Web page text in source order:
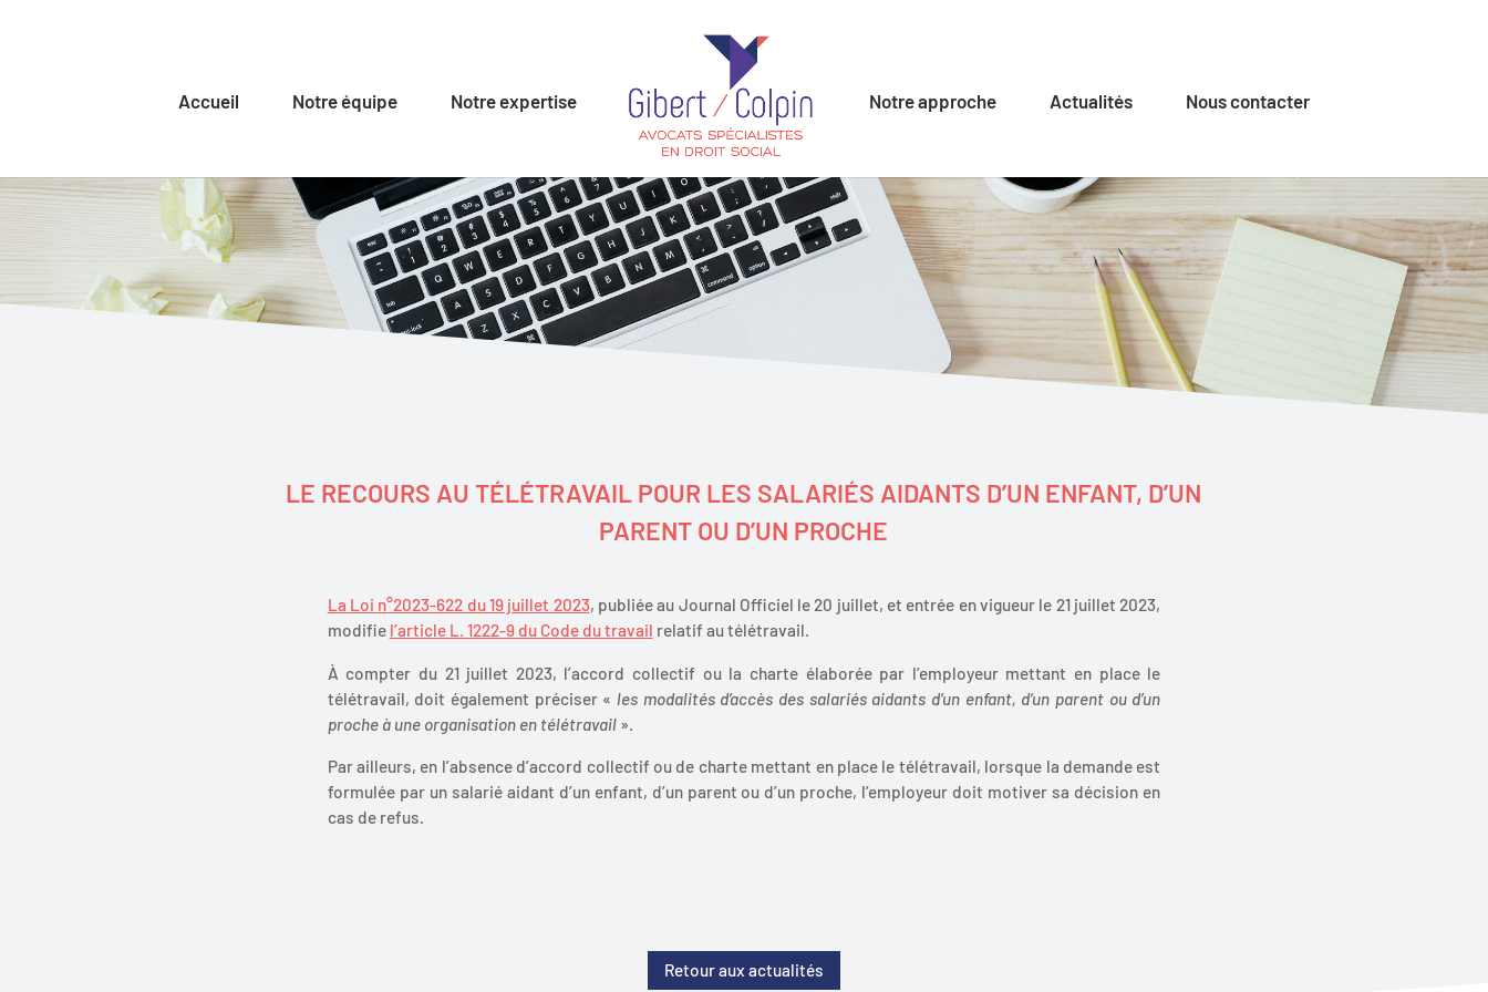
Accueil Notre équipe Notre expertise Notre approche Actualités Nous contacter
LE RECOURS AU TÉLÉTRAVAIL POUR LES SALARIÉS AIDANTS D’UN ENFANT, D’UN
PARENT OU D’UN PROCHE
La Loi n°2023-622 du 19 juillet 2023, publiée au Journal Officiel le 20 juillet, et entrée en vigueur le 21 juillet 2023,
modifie l’article L. 1222-9 du Code du travail relatif au télétravail.
À compter du 21 juillet 2023, l’accord collectif ou la charte élaborée par l’employeur mettant en place le
télétravail, doit également préciser « les modalités d’accès des salariés aidants d’un enfant, d’un parent ou d’un
proche à une organisation en télétravail».
Par ailleurs, en l’absence d’accord collectif ou de charte mettant en place le télétravail, lorsque la demande est
formulée par un salarié aidant d’un enfant, d’un parent ou d’un proche, l’employeur doit motiver sa décision en
cas de refus.
Retour aux actualités